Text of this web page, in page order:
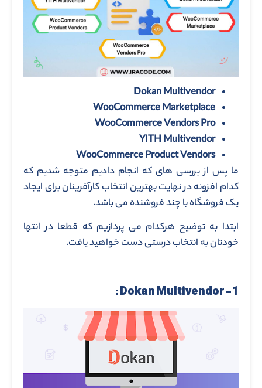
Dokan Multivendor
WooCommerce Marketplace
WooCommerce Vendors Pro
YITH Multivendor
WooCommerce Product Vendors
ما پس از بررسی های که انجام دادیم متوجه شدیم که
کدام افزونه در نهایت بهترین انتخاب کارآفرینان برای ایجاد
یک فروشگاه با چند فروشنده می باشد.
ابتدا به توضیح هرکدام می پردازیم که قطعا در انتها
خودتان به انتخاب درستی دست خواهید یافت.
1- Dokan Multivendor :